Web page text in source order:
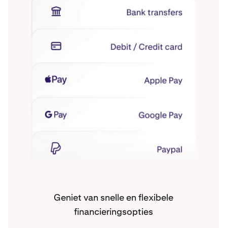
Geniet van snelle en flexibele
financieringsopties